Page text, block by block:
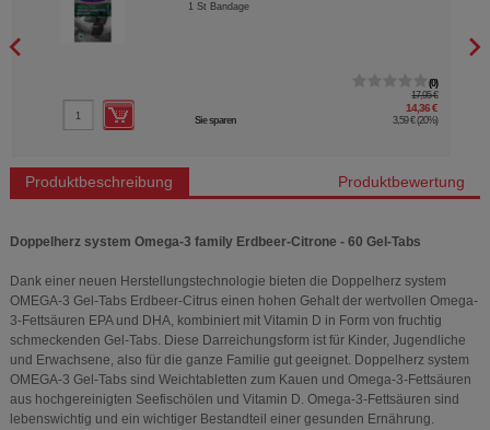
1St Bandage
0
17,95 €
14,36 €
Sie sparen 3,59 € (20%)
Produktbeschreibung Produktbewertung
Doppelherz system Omega-3 family Erdbeer-Citrone - 60 Gel-Tabs
Dank einer neuen Herstellungstechnologie bieten die Doppelherz system
OMEGA-3 Gel-Tabs Erdbeer-Citrus einen hohen Gehalt der wertvollen Omega-
3-Fettsäuren EPA und DHA, kombiniert mit Vitamin D in Form von fruchtig
schmeckenden Gel-Tabs. Diese Darreichungsform ist für Kinder, Jugendliche
und Erwachsene, also für die ganze Familie gut geeignet. Doppelherz system
OMEGA-3 Gel-Tabs sind Weichtabletten zum Kauen und Omega-3-Fettsäuren
aus hochgereinigten Seefischölen und Vitamin D. Omega-3-Fettsäuren sind
lebenswichtig und ein wichtiger Bestandteil einer gesunden Ernährung.